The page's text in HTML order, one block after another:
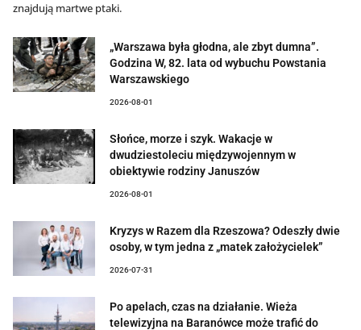
znajdują martwe ptaki.
„Warszawa była głodna, ale zbyt dumna”.
Godzina W, 82. lata od wybuchu Powstania
Warszawskiego
2026-08-01
Słońce, morze i szyk. Wakacje w
dwudziestoleciu międzywojennym w
obiektywie rodziny Januszów
2026-08-01
Kryzys w Razem dla Rzeszowa? Odeszły dwie
osoby, w tym jedna z „matek założycielek”
2026-07-31
Po apelach, czas na działanie. Wieża
telewizyjna na Baranówce może trafić do